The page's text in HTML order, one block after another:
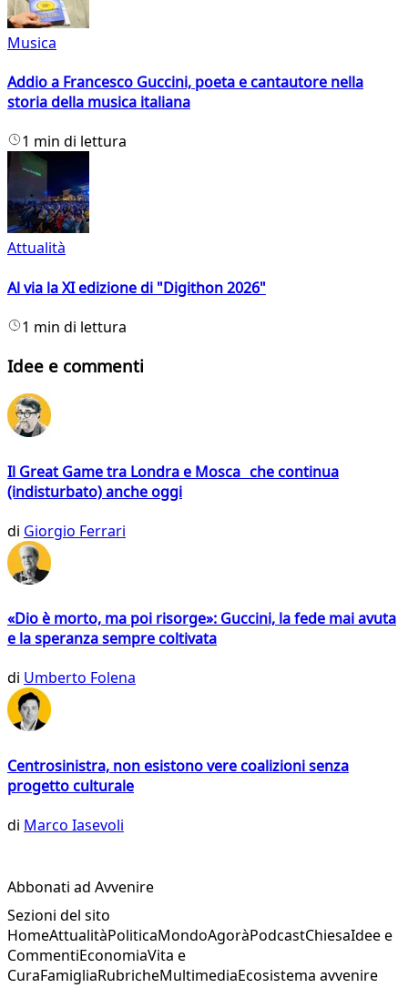
Musica
Addio a Francesco Guccini, poeta e cantautore nella
storia della musica italiana
1 min di lettura
Attualità
Al via la XI edizione di "Digithon 2026"
1 min di lettura
Idee e commenti
Il Great Game tra Londra e Mosca che continua
(indisturbato) anche oggi
di Giorgio Ferrari
«Dio è morto, ma poi risorge»: Guccini, la fede mai avuta
e la speranza sempre coltivata
di Umberto Folena
Centrosinistra, non esistono vere coalizioni senza
progetto culturale
di Marco Iasevoli
Abbonati ad Avvenire
Sezioni del sito
HomeAttualitàPoliticaMondoAgoràPodcastChiesaIdee e
CommentiEconomiaVita e
CuraFamigliaRubricheMultimediaEcosistema avvenire